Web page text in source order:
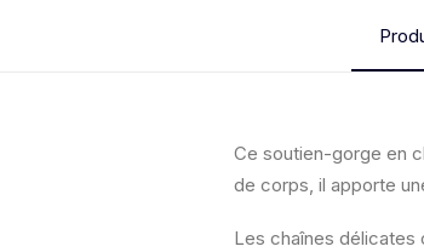
Ce soutien-gorge en
de corps, il apporte
Les chaînes délicates